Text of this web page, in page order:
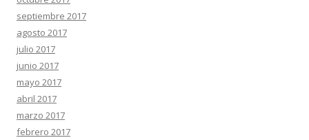
septiembre 2017
agosto 2017
julio 2017
junio 2017
mayo 2017
abril 2017
marzo 2017
febrero 2017